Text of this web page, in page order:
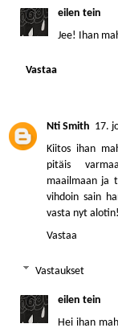
eilen tein
Jee! Ihan
Vastaa
Nti Smith 17.
Kiitos ihan
pitäis
maailmaan ja
vihdoin sain
vasta nyt
Vastaa
Vastaukset
eilen tein
Hei ihan